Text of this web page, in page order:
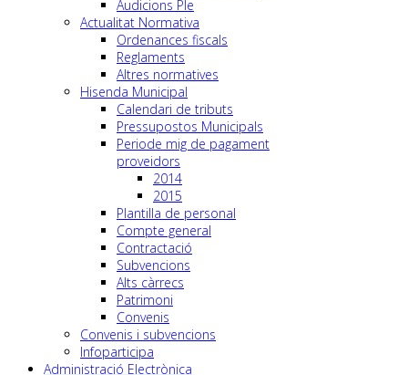
Audicions Ple
Actualitat Normativa
Ordenances fiscals
Reglaments
Altres normatives
Hisenda Municipal
Calendari de tributs
Pressupostos Municipals
Periode mig de pagament
proveidors
2014
2015
Plantilla de personal
Compte general
Contractació
Subvencions
Alts càrrecs
Patrimoni
Convenis
Convenis i subvencions
Infoparticipa
Administració Electrònica